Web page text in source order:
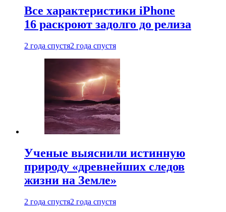
Все характеристики iPhone
16 раскроют задолго до релиза
2 года спустя2 года спустя
Ученые выяснили истинную
природу «древнейших следов
жизни на Земле»
2 года спустя2 года спустя